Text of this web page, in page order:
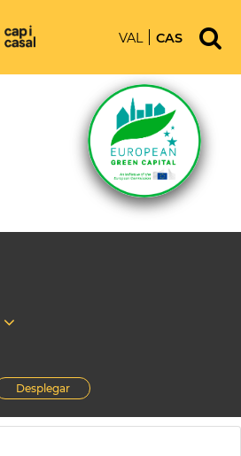
VAL CAS
Desplegar